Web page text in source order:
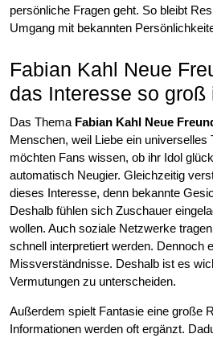
persönliche Fragen geht. So bleibt
Umgang mit bekannten
Fabian Kahl Neue
das Interesse so groß
Das Thema Fabian Kahl Neue
Menschen, weil Liebe ein universelles
möchten Fans wissen, ob ihr Idol
automatisch Neugier. Gleichzeitig
dieses Interesse, denn bekannte
Deshalb fühlen sich Zuschauer
wollen. Auch soziale Netzwerke
schnell interpretiert werden. Dennoch
Missverständnisse. Deshalb ist es
Vermutungen zu unterscheiden.
Außerdem spielt Fantasie eine große
Informationen werden oft ergänzt.